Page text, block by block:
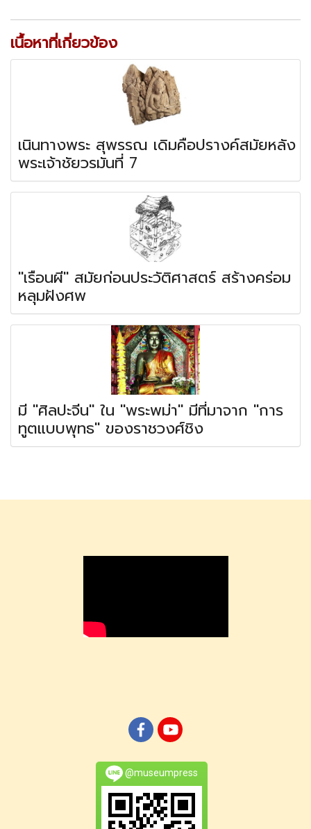
เนื้อหาที่เกี่ยวข้อง
เนินทางพระ สุพรรณ เดิมคือปรางค์สมัยหลัง
พระเจ้าชัยวรมันที่ 7
"เรือนผี" สมัยก่อนประวัติศาสตร์ สร้างคร่อม
หลุมฝังศพ
มี "ศิลปะจีน" ใน "พระพม่า" มีที่มาจาก "การ
ทูตแบบพุทธ" ของราชวงศ์ชิง
@museumpress